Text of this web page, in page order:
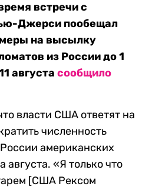
встречи с
Джерси пообещал
на высылку
из России до 1
августа сообщило
власти США ответят на
численность
американских
августа. «Я только что
[США Рексом